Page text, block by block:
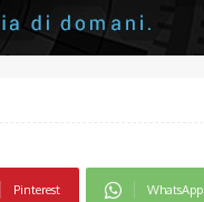
Pinterest WhatsApp